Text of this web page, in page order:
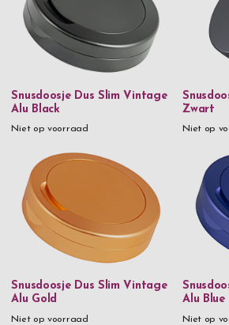
gravure toe te voegen. Je kiest zelf de
en dan graveren wij het snusdoosje voor
snusdoosje in roestvrij staal met gravure
Je kunt zowel losse snus als snuszakjes
verschillende snusdoosjes hebben, een
staal en een in zilver? Ongeacht waar
hoge kwaliteit tegen een goede prijs en
levering.
€ 500 and above
Snusdoosje Dus Slim Vintage
Alu Black
Niet op voorraad
Zwart
Niet op
Snusdoosje Dus Slim Vintage
Alu Gold
Niet op voorraad
Alu Blue
Niet op